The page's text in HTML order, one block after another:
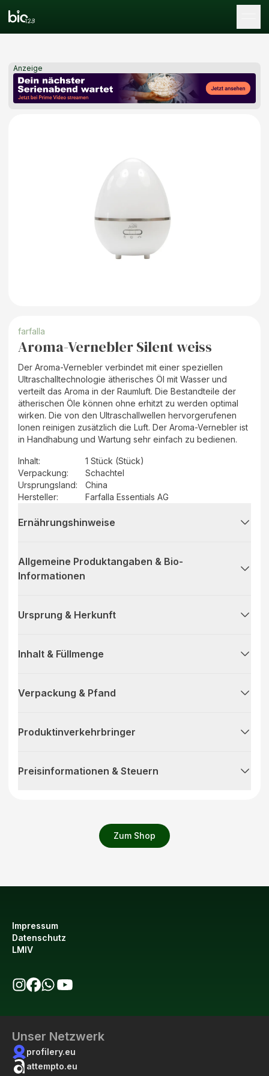
Anzeige
Zum Shop
farfalla
Aroma-Vernebler Silent weiss
Der Aroma-Vernebler verbindet mit einer speziellen
Ultraschalltechnologie ätherisches Öl mit Wasser und
verteilt das Aroma in der Raumluft. Die Bestandteile der
ätherischen Öle können ohne erhitzt zu werden optimal
wirken. Die von den Ultraschallwellen hervorgerufenen
Ionen reinigen zusätzlich die Luft. Der Aroma-Vernebler ist
in Handhabung und Wartung sehr einfach zu bedienen.
Inhalt:
1 Stück (Stück)
Verpackung:
Schachtel
Ursprungsland:
China
Hersteller: Farfalla Essentials AG
Ernährungshinweise
Allgemeine Produktangaben & Bio-
Informationen
Ursprung & Herkunft
Inhalt & Füllmenge
Verpackung & Pfand
Produktinverkehrbringer
Preisinformationen & Steuern
Impressum
Datenschutz
LMIV
Unser Netzwerk
profilery.eu
attempto.eu